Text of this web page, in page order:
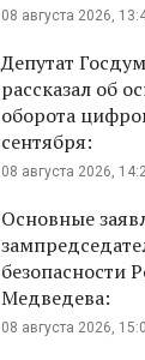
08 августа 2026,
Депутат
рассказал об
оборота
сентября:
08 августа 2026,
Основные
безопасности
Медведева:
08 августа 2026,